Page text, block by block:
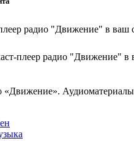
радио "Движение" в ваш
плеер радио "Движение" в
«Движение».